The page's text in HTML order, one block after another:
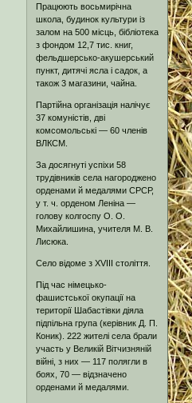
Працюють восьмирічна
школа, будинок культури із
залом на 500 місць, бібліотека
з фондом 12,7 тис. книг,
фельдшерсько-акушерський
пункт, дитячі ясла і садок, а
також 3 магазини, чайна.
Партійна організація налічує
37 комуністів, дві
комсомольські — 60 членів
ВЛКСМ.
За досягнуті успіхи 58
трудівників села нагороджено
орденами й медалями СРСР,
у т. ч. орденом Леніна —
голову колгоспу О. О.
Михайлишина, учителя М. В.
Лисюка.
Село відоме з XVIII століття.
Під час німецько-
фашистської окупації на
території Шабастівки діяла
підпільна група (керівник Д. П.
Коник). 222 жителі села брали
участь у Великій Вітчизняній
війні, з них — 117 полягли в
боях, 70 — відзначено
орденами й медалями.